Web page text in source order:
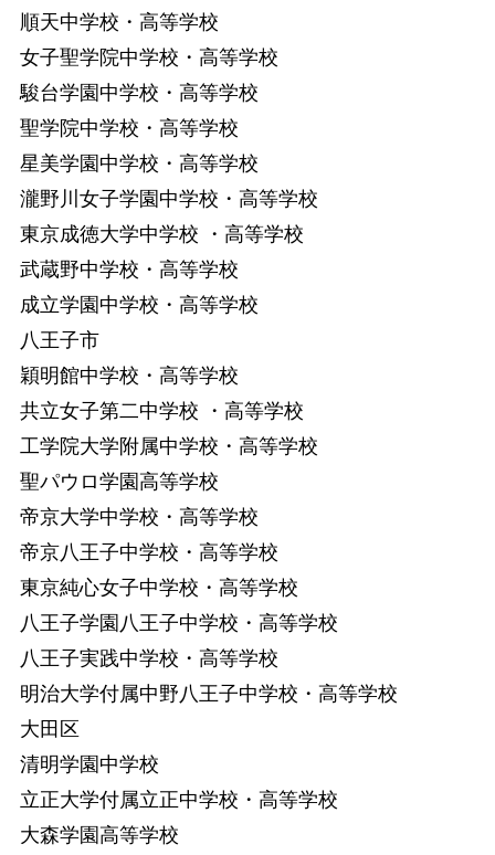
順天中学校・高等学校
女子聖学院中学校・高等学校
駿台学園中学校・高等学校
聖学院中学校・高等学校
星美学園中学校・高等学校
瀧野川女子学園中学校・高等学校
東京成徳大学中学校 ・高等学校
武蔵野中学校・高等学校
成立学園中学校・高等学校
八王子市
穎明館中学校・高等学校
共立女子第二中学校 ・高等学校
工学院大学附属中学校・高等学校
聖パウロ学園高等学校
帝京大学中学校・高等学校
帝京八王子中学校・高等学校
東京純心女子中学校・高等学校
八王子学園八王子中学校・高等学校
八王子実践中学校・高等学校
明治大学付属中野八王子中学校・高等学校
大田区
清明学園中学校
立正大学付属立正中学校・高等学校
大森学園高等学校